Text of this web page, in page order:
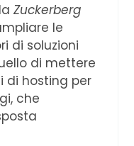
Zuckerberg
le
di soluzioni
di mettere
di hosting per
che